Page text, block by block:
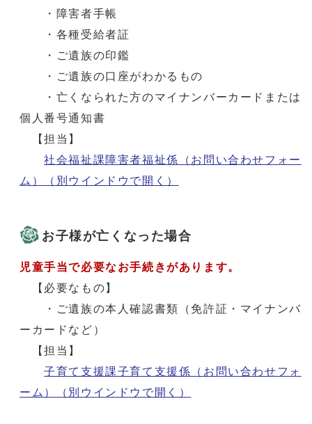
・障害者手帳
・各種受給者証
・ご遺族の印鑑
・ご遺族の口座がわかるもの
・亡くなられた方のマイナンバーカードまたは
個人番号通知書
【担当】
社会福祉課障害者福祉係（お問い合わせフォー
ム）
（別ウインドウで開く）
お子様が亡くなった場合
児童手当で必要なお手続きがあります。
【必要なもの】
・ご遺族の本人確認書類（免許証・マイナンバ
ーカードなど）
【担当】
子育て支援課子育て支援係（お問い合わせフォ
ーム）
（別ウインドウで開く）